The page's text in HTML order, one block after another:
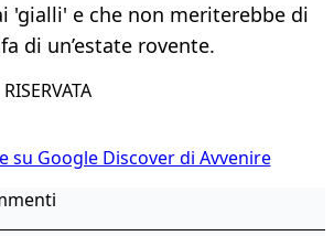
'gialli' e che non meriterebbe di
di un’estate rovente.
su Google Discover di Avvenire